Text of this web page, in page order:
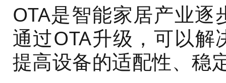
OTA是智能家居产业
通过OTA升级，可以解
提高设备的适配性、稳